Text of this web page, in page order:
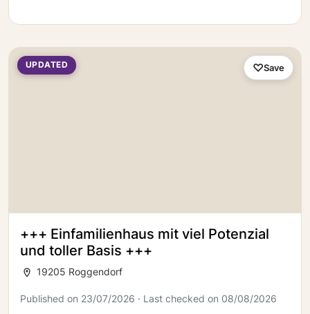
UPDATED
+++ Einfamilienhaus mit viel Potenzial
und toller Basis +++
19205 Roggendorf
Published on 23/07/2026 · Last checked on 08/08/2026
Save